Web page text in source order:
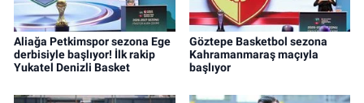
Aliağa Petkimspor sezona Ege
derbisiyle başlıyor! İlk rakip
Yukatel Denizli Basket
Göztepe Basketbol sezona
Kahramanmaraş maçıyla
başlıyor